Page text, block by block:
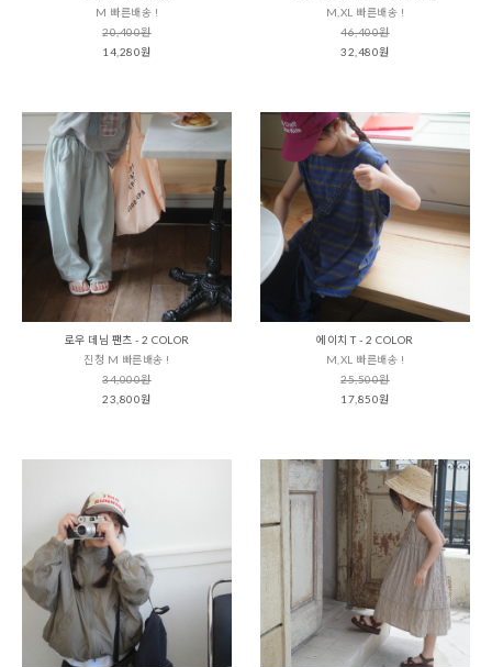
M 빠른배송 !
20,400원
14,280원
M,XL 빠른배송 !
46,400원
32,480원
로우 데님 팬츠 - 2 COLOR
진청 M 빠른배송 !
34,000원
23,800원
에이치 T - 2 COLOR
M,XL 빠른배송 !
25,500원
17,850원